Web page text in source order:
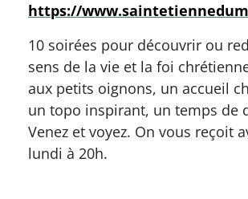
https://
10 soirées pour découvrir ou
sens de la vie et la foi
aux petits oignons, un accueil
un topo inspirant, un temps de
Venez et voyez. On vous reçoit
lundi à 20h.